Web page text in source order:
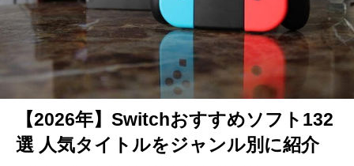
【2026年】Switchおすすめソフト132
選 人気タイトルをジャンル別に紹介